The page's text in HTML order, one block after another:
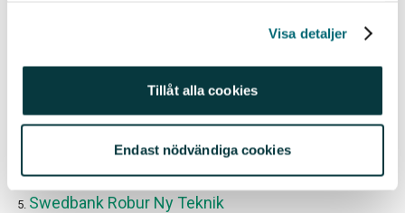
Visa detaljer
Tillåt alla cookies
Endast nödvändiga cookies
fonderna hos oss? Look no further!
Spiltan Aktiefond Investmentbolag
Avanza Zero
Länsförsäkringar Global Indexnära
Swedbank Robur Ny Teknik